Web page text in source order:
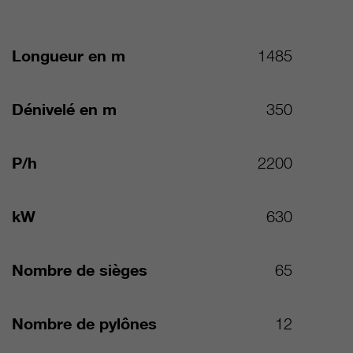
Longueur en m 1485
Dénivelé en m 350
P/h 2200
kW 630
Nombre de sièges 65
Nombre de pylônes 12